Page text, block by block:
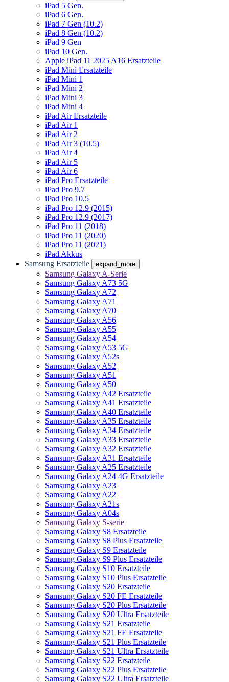
iPad 5 Gen.
iPad 6 Gen.
iPad 7 Gen (10.2)
iPad 8 Gen (10.2)
iPad 9 Gen
iPad 10 Gen.
Apple iPad 11 2025 A16 Ersatzteile
iPad Mini Ersatzteile
iPad Mini 1
iPad Mini 2
iPad Mini 3
iPad Mini 4
iPad Air Ersatzteile
iPad Air 1
iPad Air 2
iPad Air 3 (10.5)
iPad Air 4
iPad Air 5
iPad Air 6
iPad Pro Ersatzteile
iPad Pro 9.7
iPad Pro 10.5
iPad Pro 12.9 (2015)
iPad Pro 12.9 (2017)
iPad Pro 11 (2018)
iPad Pro 11 (2020)
iPad Pro 11 (2021)
iPad Akkus
Samsung Ersatzteile
expand_more
Samsung Galaxy A-Serie
Samsung Galaxy A73 5G
Samsung Galaxy A72
Samsung Galaxy A71
Samsung Galaxy A70
Samsung Galaxy A56
Samsung Galaxy A55
Samsung Galaxy A54
Samsung Galaxy A53 5G
Samsung Galaxy A52s
Samsung Galaxy A52
Samsung Galaxy A51
Samsung Galaxy A50
Samsung Galaxy A42 Ersatzteile
Samsung Galaxy A41 Ersatzteile
Samsung Galaxy A40 Ersatzteile
Samsung Galaxy A35 Ersatzteile
Samsung Galaxy A34 Ersatzteile
Samsung Galaxy A33 Ersatzteile
Samsung Galaxy A32 Ersatzteile
Samsung Galaxy A31 Ersatzteile
Samsung Galaxy A25 Ersatzteile
Samsung Galaxy A24 4G Ersatzteile
Samsung Galaxy A23
Samsung Galaxy A22
Samsung Galaxy A21s
Samsung Galaxy A04s
Samsung Galaxy S-serie
Samsung Galaxy S8 Ersatzteile
Samsung Galaxy S8 Plus Ersatzteile
Samsung Galaxy S9 Ersatzteile
Samsung Galaxy S9 Plus Ersatzteile
Samsung Galaxy S10 Ersatzteile
Samsung Galaxy S10 Plus Ersatzteile
Samsung Galaxy S20 Ersatzteile
Samsung Galaxy S20 FE Ersatzteile
Samsung Galaxy S20 Plus Ersatzteile
Samsung Galaxy S20 Ultra Ersatzteile
Samsung Galaxy S21 Ersatzteile
Samsung Galaxy S21 FE Ersatzteile
Samsung Galaxy S21 Plus Ersatzteile
Samsung Galaxy S21 Ultra Ersatzteile
Samsung Galaxy S22 Ersatzteile
Samsung Galaxy S22 Plus Ersatzteile
Samsung Galaxy S22 Ultra Ersatzteile